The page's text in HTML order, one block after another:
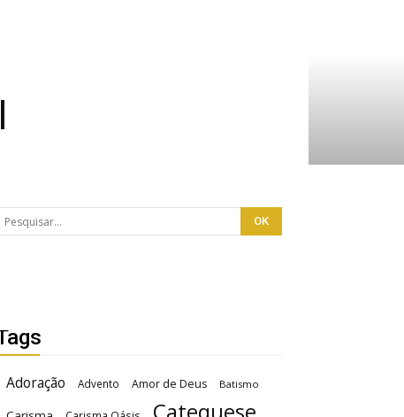
Adoração Advento Amor de Deus Batismo